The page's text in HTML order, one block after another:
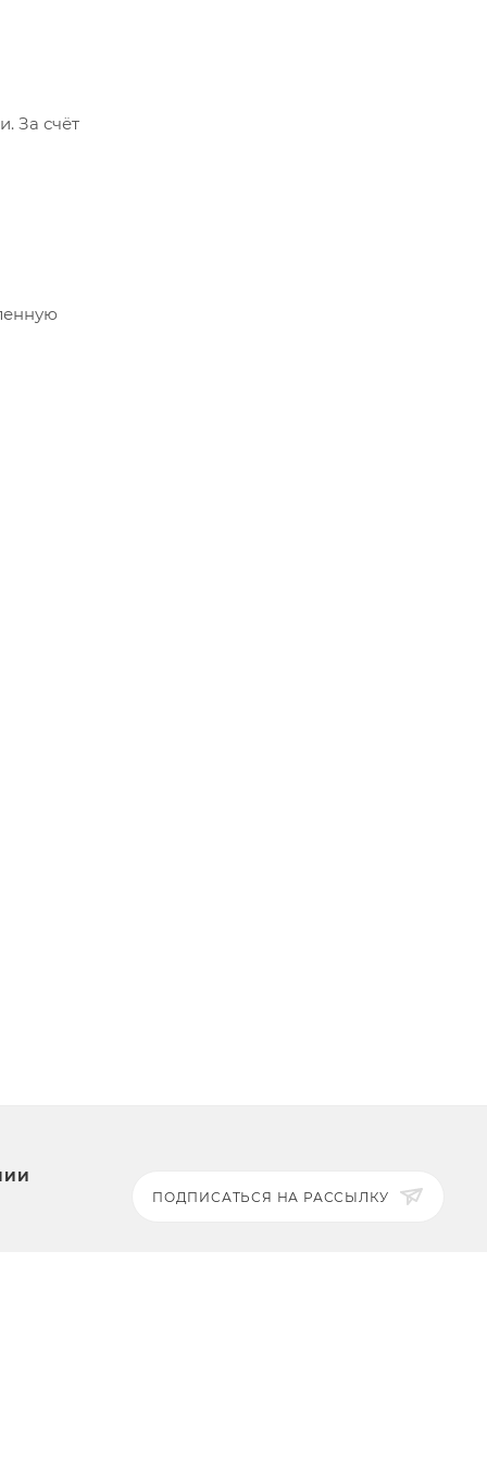
За счёт
ПОДПИСАТЬСЯ НА РАССЫЛКУ